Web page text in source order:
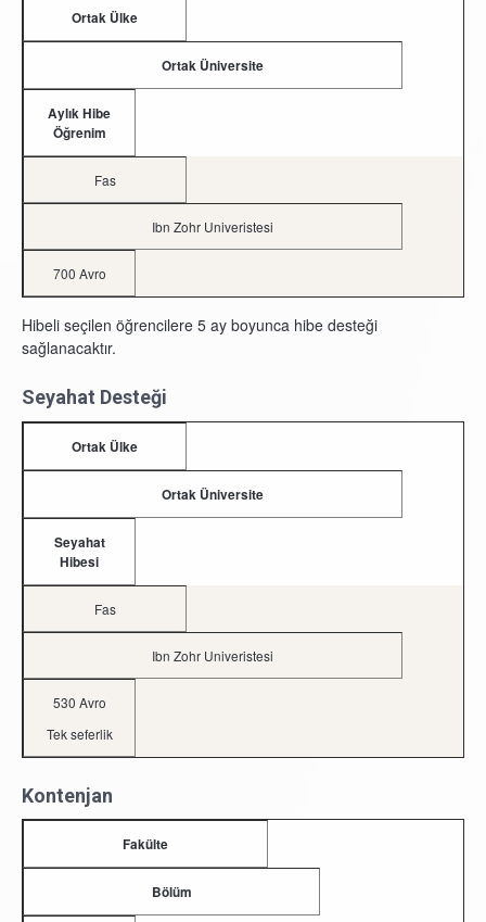
Ortak Ülke
Ortak Üniversite
Aylık Hibe
Öğrenim
Fas
Ibn Zohr Univeristesi
700 Avro
Hibeli seçilen öğrencilere 5 ay boyunca hibe desteği
sağlanacaktır.
Seyahat Desteği
Ortak Ülke
Ortak Üniversite
Seyahat
Hibesi
Fas
Ibn Zohr Univeristesi
530 Avro
Tek seferlik
Kontenjan
Fakülte
Bölüm